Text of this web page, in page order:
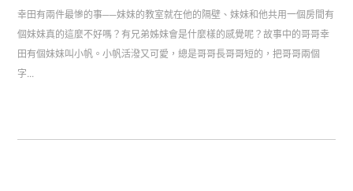
幸田有兩件最慘的事──妹妹的教室就在他的隔壁、妹妹和他共用一個房間有
個妹妹真的這麼不好嗎？有兄弟姊妹會是什麼樣的感覺呢？故事中的哥哥幸
田有個妹妹叫小帆。小帆活潑又可愛，總是哥哥長哥哥短的，把哥哥兩個
字...